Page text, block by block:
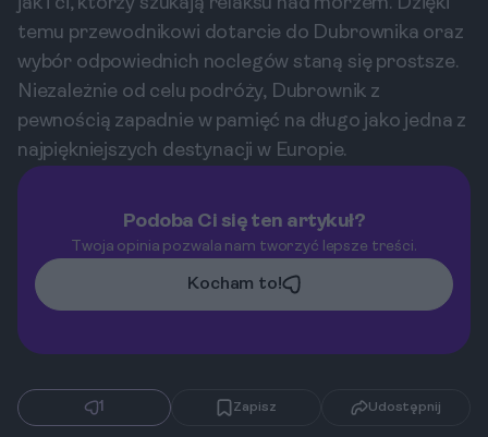
temu przewodnikowi dotarcie do Dubrownika oraz
wybór odpowiednich noclegów staną się prostsze.
Niezależnie od celu podróży, Dubrownik z
pewnością zapadnie w pamięć na długo jako jedna z
najpiękniejszych destynacji w Europie.
Podoba Ci się ten artykuł?
Twoja opinia pozwala nam tworzyć lepsze treści.
Kocham to!
1 Zapisz Udostępnij